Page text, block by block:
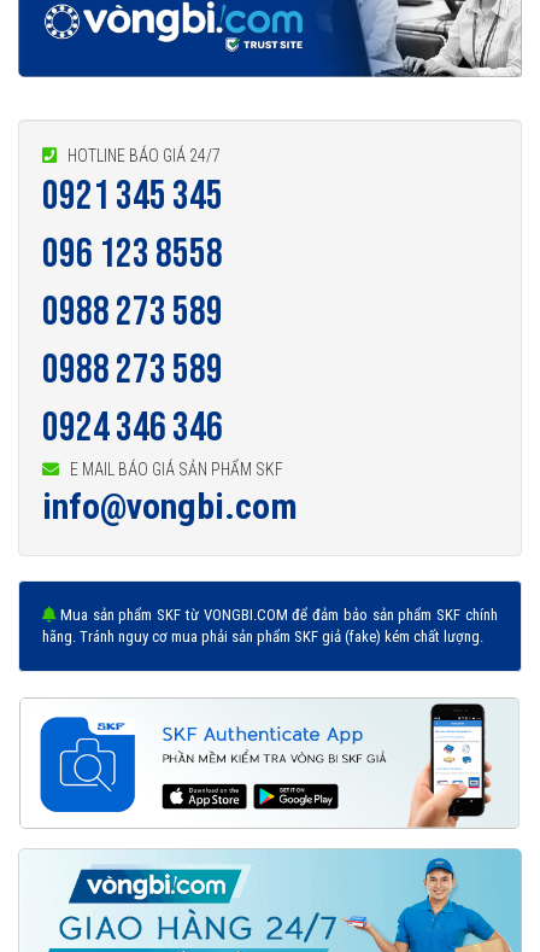
HOTLINE BÁO GIÁ 24/7
0921 345 345
096 123 8558
0988 273 589
0988 273 589
0924 346 346
E MAIL BÁO GIÁ SẢN PHẨM SKF
info@vongbi.com
Mua sản phẩm SKF từ VONGBI.COM để đảm bảo sản phẩm SKF chính
hãng. Tránh nguy cơ mua phải sản phẩm SKF giả (fake) kém chất lượng.